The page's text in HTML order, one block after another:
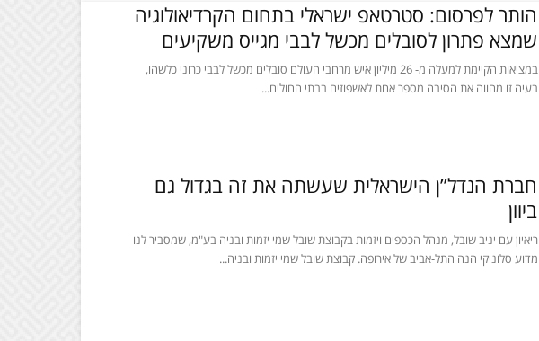
הותר לפרסום: סטרטאפ ישראלי בתחום הקרדיאולוגיה
שמצא פתרון לסובלים מכשל לבבי מגייס משקיעים
במציאות הקיימת למעלה מ- 26 מיליון איש מרחבי העולם סובלים מכשל לבבי כרוני כלשהו,
בעיה זו מהווה את הסיבה מספר אחת לאשפוזים בבתי החולים...
חברת הנדל”ן הישראלית שעשתה את זה בגדול גם
ביוון
ריאיון עם יניב שובל, מנהל הכספים ויזמות בקבוצת שובל שמי יזמות ובניה בע"מ, שמסביר לנו
מדוע סלוניקי הנה התל-אביב של אירופה. קבוצת שובל שמי יזמות ובניה...